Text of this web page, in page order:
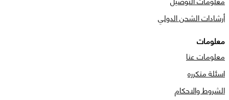
أرشادات الشحن الدولي
معلومات
معلومات عنا
اسئلة متكرره
الشروط والاحكام